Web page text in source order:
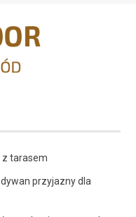
tarasem
przyjazny dla